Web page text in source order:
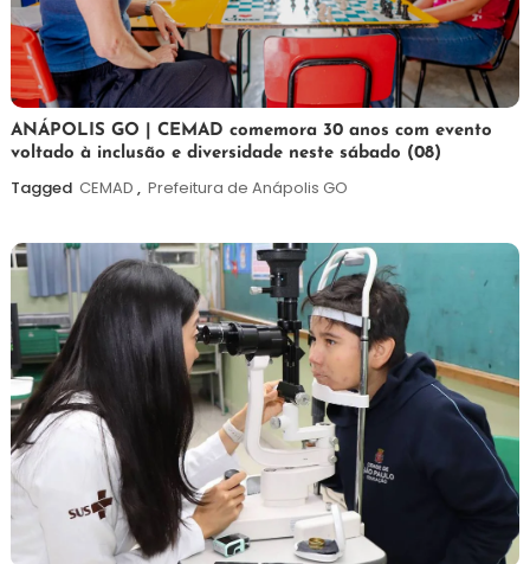
7
de
agosto
Maurilio
ANÁPOLIS GO | CEMAD comemora 30 anos com evento
voltado à inclusão e diversidade neste sábado (08)
Tagged CEMAD , Prefeitura de Anápolis GO